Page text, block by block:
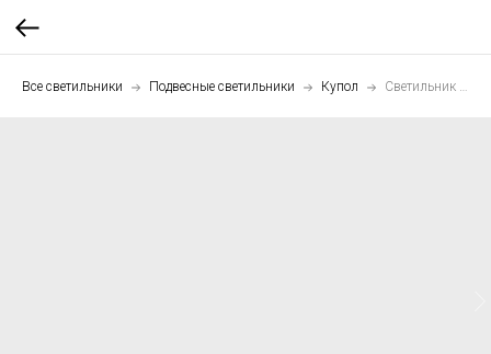
Все светильники Подвесные светильники Купол